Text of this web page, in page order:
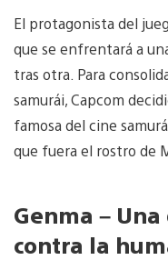
El protagonista del
que se enfrentará a
tras otra. Para
samurái, Capcom
famosa del cine
que fuera el rostro de
Genma –
contra la